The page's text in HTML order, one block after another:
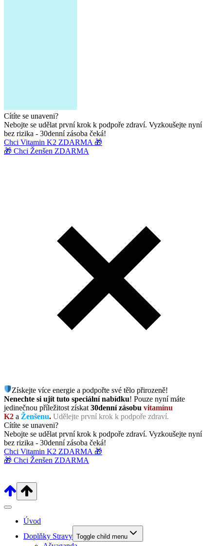
Cítíte se unaveni?
Nebojte se udělat první krok k podpoře zdraví. Vyzkoušejte nyní
bez rizika - 30denní zásoba čeká!
Chci Vitamin K2 ZDARMA 🎁
🎁 Chci Ženšen ZDARMA
Získejte více energie a podpořte své tělo přirozeně!
Nenechte si ujít tuto speciální nabídku! Pouze nyní máte
jedinečnou příležitost získat 30denní zásobu vitamínu
K2 a Ženšenu. Udělejte první krok k podpoře zdraví.
Cítíte se unaveni?
Nebojte se udělat první krok k podpoře zdraví. Vyzkoušejte nyní
bez rizika - 30denní zásoba čeká!
Chci Vitamin K2 ZDARMA 🎁
🎁 Chci Ženšen ZDARMA
Úvod
Doplňky Stravy Toggle child menu